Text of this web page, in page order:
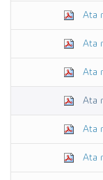
Ata
Ata
Ata
Ata
Ata
Ata